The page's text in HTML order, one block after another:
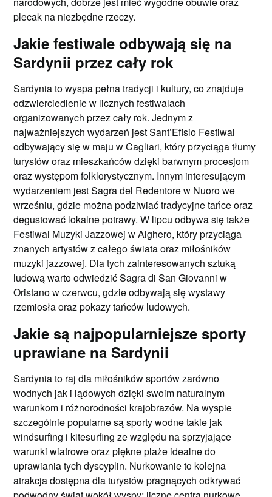
plecak na niezbędne rzeczy.
Jakie festiwale odbywają się na
Sardynii przez cały rok
Sardynia to wyspa pełna tradycji i kultury, co znajduje
odzwierciedlenie w licznych festiwalach
organizowanych przez cały rok. Jednym z
najważniejszych wydarzeń jest Sant’Efisio Festiwal
odbywający się w maju w Cagliari, który przyciąga tłumy
turystów oraz mieszkańców dzięki barwnym procesjom
oraz występom folklorystycznym. Innym interesującym
wydarzeniem jest Sagra del Redentore w Nuoro we
wrześniu, gdzie można podziwiać tradycyjne tańce oraz
degustować lokalne potrawy. W lipcu odbywa się także
Festiwal Muzyki Jazzowej w Alghero, który przyciąga
znanych artystów z całego świata oraz miłośników
muzyki jazzowej. Dla tych zainteresowanych sztuką
ludową warto odwiedzić Sagra di San Giovanni w
Oristano w czerwcu, gdzie odbywają się wystawy
rzemiosła oraz pokazy tańców ludowych.
Jakie są najpopularniejsze sporty
uprawiane na Sardynii
Sardynia to raj dla miłośników sportów zarówno
wodnych jak i lądowych dzięki swoim naturalnym
warunkom i różnorodności krajobrazów. Na wyspie
szczególnie popularne są sporty wodne takie jak
windsurfing i kitesurfing ze względu na sprzyjające
warunki wiatrowe oraz piękne plaże idealne do
uprawiania tych dyscyplin. Nurkowanie to kolejna
atrakcja dostępna dla turystów pragnących odkrywać